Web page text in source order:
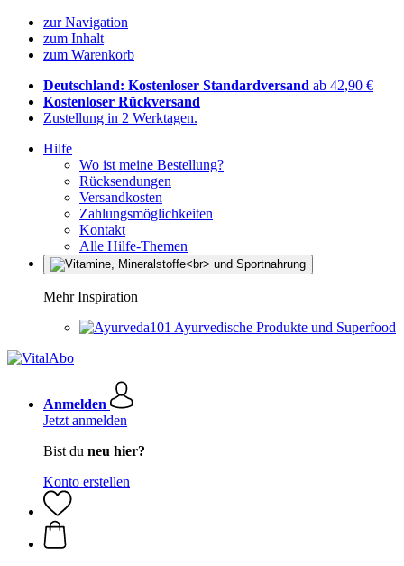
zur Navigation
zum Inhalt
zum Warenkorb
Deutschland: Kostenloser Standardversand ab 42,90 €
Kostenloser Rückversand
Zustellung in 2 Werktagen.
Hilfe
Wo ist meine Bestellung?
Rücksendungen
Versandkosten
Zahlungsmöglichkeiten
Kontakt
Alle Hilfe-Themen
Mehr Inspiration
Ayurvedische Produkte und Superfood
Anmelden
Jetzt anmelden
Bist du neu hier?
Konto erstellen